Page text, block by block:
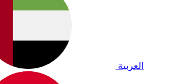
العربية